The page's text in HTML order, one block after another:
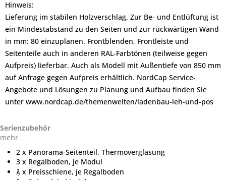
Hinweis:
Lieferung im stabilen Holzverschlag. Zur Be- und Entlüftung ist
ein Mindestabstand zu den Seiten und zur rückwärtigen Wand
in mm: 80 einzuplanen. Frontblenden, Frontleiste und
Seitenteile auch in anderen RAL-Farbtönen (teilweise gegen
Aufpreis) lieferbar. Auch als Modell mit Außentiefe von 850 mm
auf Anfrage gegen Aufpreis erhältlich. NordCap Service-
Angebote und Lösungen zu Planung und Aufbau finden Sie
unter www.nordcap.de/themenwelten/ladenbau-leh-und-pos
Serienzubehör
mehr
2 x Panorama-Seitenteil, Thermoverglasung
3 x Regalboden, je Modul
 x Preisschiene, je Regalboden